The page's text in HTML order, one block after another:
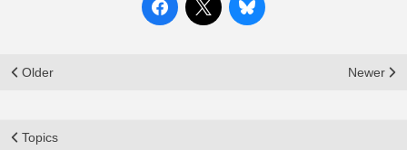
Older Newer
Topics